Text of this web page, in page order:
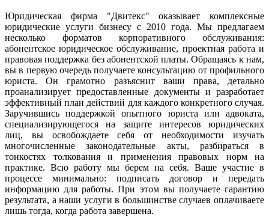
Юридическая фирма "Двитекс" оказывает комплексные
юридические услуги бизнесу с 2010 года. Мы предлагаем
несколько форматов корпоративного обслуживания:
абонентское юридическое обслуживание, проектная работа и
правовая поддержка без абонентской платы. Обращаясь к нам,
вы в первую очередь получаете консультацию от профильного
юриста. Он грамотно разъяснит ваши права, детально
проанализирует предоставленные документы и разработает
эффективный план действий для каждого конкретного случая.
Заручившись поддержкой опытного юриста или адвоката,
специализирующегося на защите интересов юридических
лиц, вы освобождаете себя от необходимости изучать
многочисленные законодательные акты, разбираться в
тонкостях толкования и применения правовых норм на
практике. Всю работу мы берем на себя. Ваше участие в
процессе минимально: подписать договор и передать
информацию для работы. При этом вы получаете гарантию
результата, а наши услуги в большинстве случаев оплачиваете
лишь тогда, когда работа завершена.